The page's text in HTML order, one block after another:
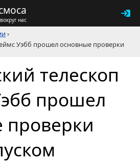
нас
›
Уэбб прошел основные проверки
телескоп
прошел
проверки